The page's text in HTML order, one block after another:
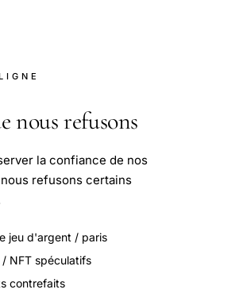
nous refusons
la confiance de nos
refusons certains
jeu d'argent / paris
NFT spéculatifs
contrefaits